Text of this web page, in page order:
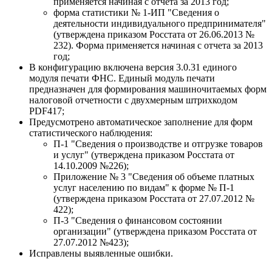
форма статистики № 1-ИП "Сведения о
деятельности индивидуального предпринимателя"
(утверждена приказом Росстата от 26.06.2013 №
232). Форма применяется начиная с отчета за 2013
год;
В конфигурацию включена версия 3.0.31 единого
модуля печати ФНС. Единый модуль печати
предназначен для формирования машиночитаемых форм
налоговой отчетности с двухмерным штрихкодом
PDF417;
Предусмотрено автоматическое заполнение для форм
статистического наблюдения:
П-1 "Сведения о производстве и отгрузке товаров
и услуг" (утверждена приказом Росстата от
14.10.2009 №226);
Приложение № 3 "Сведения об объеме платных
услуг населению по видам" к форме № П-1
(утверждена приказом Росстата от 27.07.2012 №
422);
П-3 "Сведения о финансовом состоянии
организации" (утверждена приказом Росстата от
27.07.2012 №423);
Исправлены выявленные ошибки.